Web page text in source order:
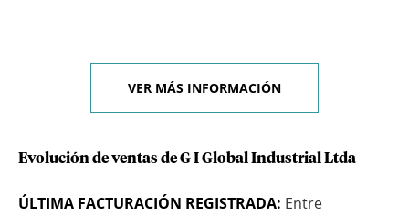
VER MÁS INFORMACIÓN
Evolución de ventas de G I Global Industrial Ltda
ÚLTIMA FACTURACIÓN REGISTRADA: Entre